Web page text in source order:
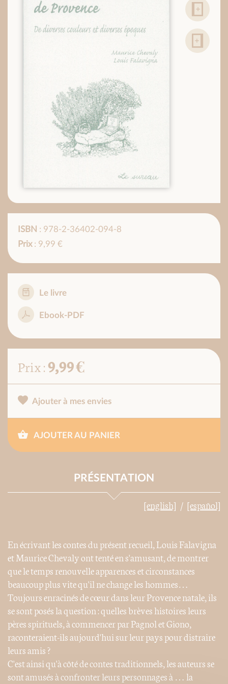
ISBN : 978-2-36402-094-8
Prix: 9,99 €
Le livre
Ebook-PDF
Prix :9,99 €
Ajouter à mes envies
AJOUTER AU PANIER
PRÉSENTATION
[english] [español]
En écrivant les contes du présent recueil, Louis Falavigna
et Maurice Chevaly ont tenté en s'amusant, de montrer
que le temps renouvelle apparences et circonstances
beaucoup plus vite qu'il ne change les hommes…
Toujours enracinés de cœur dans leur Provence natale, ils
se sont posés la question : quelles brèves histoires leurs
pères spirituels, à commencer par Pagnol et Giono,
raconteraient-ils aujourd'hui sur leur pays pour distraire
leurs amis ?
C'est ainsi qu'à côté de contes traditionnels, les auteurs se
sont amusés à confronter leurs personnages à … la